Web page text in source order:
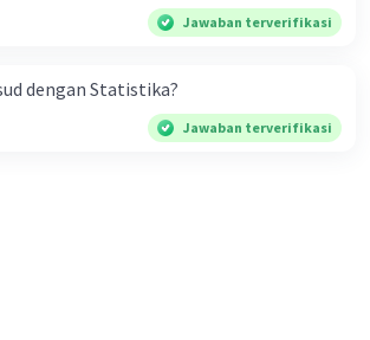
Jawaban terverifikasi
dengan Statistika?
Jawaban terverifikasi